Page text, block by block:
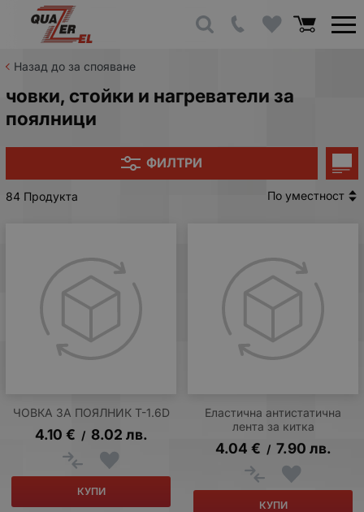
Назад до за спояване
човки, стойки и нагреватели за
поялници
ФИЛТРИ
84 Продукта По уместност
ЧОВКА ЗА ПОЯЛНИК T-1.6D
4.10 € / 8.02 лв.
КУПИ
Еластична антистатична
лента за китка
4.04 € / 7.90 лв.
КУПИ